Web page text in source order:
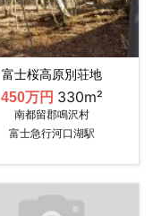
富士桜高原別荘地
450万円 330m²
南都留郡鳴沢村
富士急行河口湖駅